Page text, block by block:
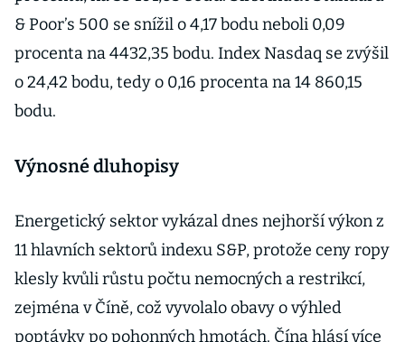
& Poor’s 500 se snížil o 4,17 bodu neboli 0,09
procenta na 4432,35 bodu. Index Nasdaq se zvýšil
o 24,42 bodu, tedy o 0,16 procenta na 14 860,15
bodu.
Výnosné dluhopisy
Energetický sektor vykázal dnes nejhorší výkon z
11 hlavních sektorů indexu S&P, protože ceny ropy
klesly kvůli růstu počtu nemocných a restrikcí,
zejména v Číně, což vyvolalo obavy o výhled
poptávky po pohonných hmotách. Čína hlásí více